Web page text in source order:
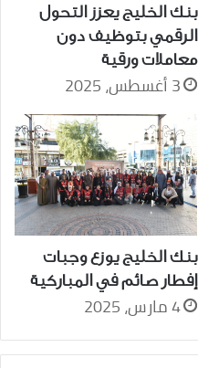
بنك الخليج يعزز التحول
الرقمي بتوظيف دون
معاملات ورقية
3 أغسطس، 2025
بنك الخليج يوزع وجبات
إفطار صائم في المباركية
4 مارس، 2025